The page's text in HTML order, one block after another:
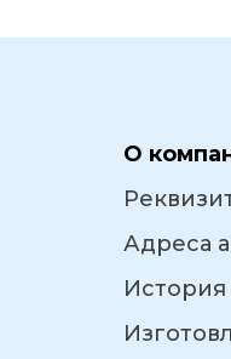
О
Адреса
История